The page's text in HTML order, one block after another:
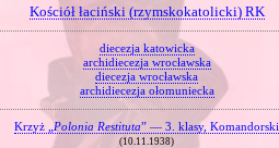
Kościół łaciński (rzymskokatolicki) RK
diecezja katowicka
archidiecezja wrocławska
diecezja wrocławska
archidiecezja ołomuniecka
Krzyż „ Polonia Restituta” — 3. klasy, Komandorski
(10.11.1938)